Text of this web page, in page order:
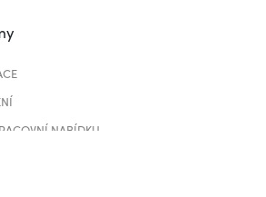
NABÍDKU